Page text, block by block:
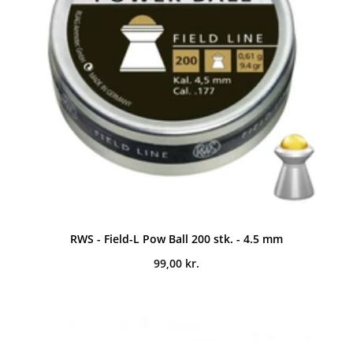
RWS - Field-L Pow Ball 200 stk. - 4.5 mm
99,00 kr.